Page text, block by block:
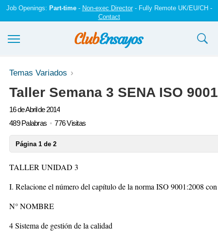
Job Openings: Part-time- Non-exec Director- Fully Remote UK/EU/CH -
Contact
Ensayos y trabajos
Registrarse
Iniciar sesión
Temas Variados
Taller Semana 3 SENA ISO
16 de Abril de 2014
489 Palabras
776 Visitas
Página 1 de 2
TALLER UNIDAD 3
I. Relacione el número del capítulo de la norma ISO 9001:2008
N° NOMBRE
4 Sistema de gestión de la calidad